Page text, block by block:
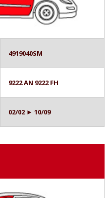
4919040SM
9222 AN 9222 FH
02/02 ► 10/09